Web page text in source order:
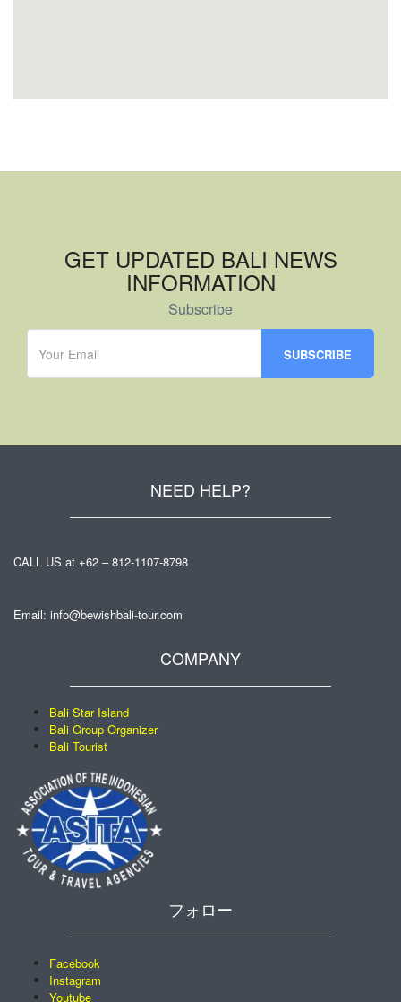
GET UPDATED BALI NEWS
INFORMATION
Subscribe
NEED HELP?
CALL US at +62 – 812-1107-8798
Email: info@bewishbali-tour.com
COMPANY
Bali Star Island
Bali Group Organizer
Bali Tourist
フォロー
Facebook
Instagram
Youtube